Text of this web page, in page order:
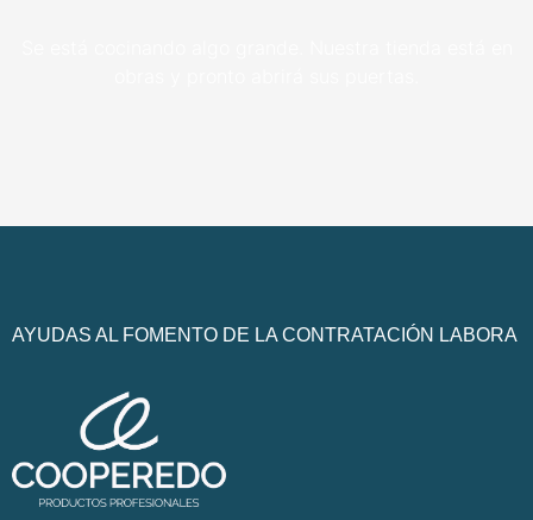
AYUDAS AL FOMENTO DE LA CONTRATACIÓN LABORA